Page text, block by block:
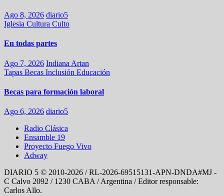
Ago 8, 2026 diario5
Iglesia Cultura Culto
En todas partes
Ago 7, 2026 Indiana Artan
Tapas Becas Inclusión Educación
Becas para formación laboral
Ago 6, 2026 diario5
Radio Clásica
Ensamble 19
Proyecto Fuego Vivo
Adway
DIARIO 5 © 2010-2026 / RL-2026-69515131-APN-DNDA#MJ -
C Calvo 2092 / 1230 CABA / Argentina / Editor responsable:
Carlos Allo.